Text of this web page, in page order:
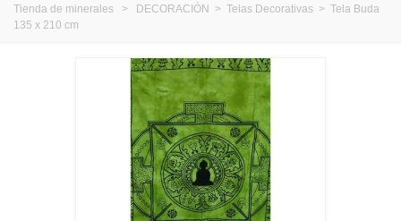
Tienda de minerales > DECORACIÓN > Telas Decorativas > Tela Buda
135 x 210 cm